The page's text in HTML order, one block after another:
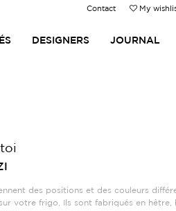
My
Contact
DESIGNERS JOURNAL
des positions et des couleurs
votre frigo. Ils sont fabriqués en hêtre,